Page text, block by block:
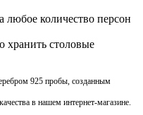
количество персон
хранить столовые
925 пробы, созданным
в нашем интернет-магазине.